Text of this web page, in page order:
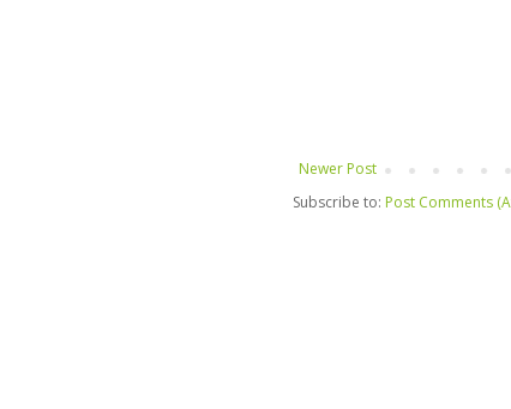
Newer Post
Subscribe to: Post Comments